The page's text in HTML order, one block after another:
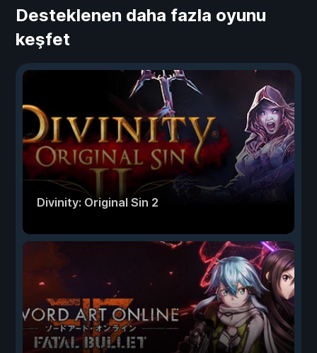
Desteklenen daha fazla oyunu
keşfet
Divinity: Original Sin 2